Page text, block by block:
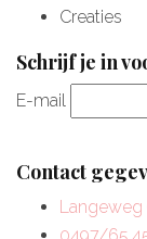
Creaties
Schrijf je in
E-mail
Contact